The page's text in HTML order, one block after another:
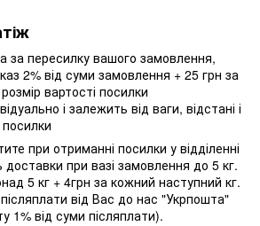
за пересилку вашого замовлення,
2% від суми замовлення + 25 грн за
вартості посилки
і залежить від ваги, відстані і
при отриманні посилки у відділенні
при вазі замовлення до 5 кг.
5 кг + 4грн за кожний наступний кг.
від Вас до нас "Укрпошта"
1% від суми післяплати).